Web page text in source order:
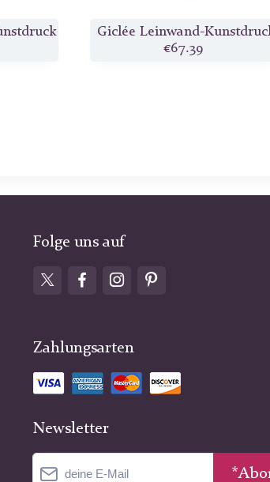
Giclée Leinwand-
€67.39
Folge uns auf
Zahlungsarten
Newsletter